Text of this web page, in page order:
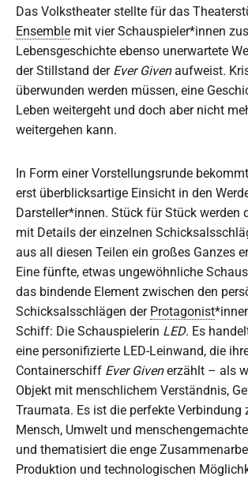
Das Volkstheater stellte für das
Ensemble mit vier Schauspieler*innen
Lebensgeschichte ebenso unerwartete
der Stillstand der Ever Givenaufweist.
überwunden werden müssen, eine
Leben weitergeht und doch aber nicht
weitergehen kann.
In Form einer Vorstellungsrunde
erst überblicksartige Einsicht in den
Darsteller*innen. Stück für Stück werden
mit Details der einzelnen
aus all diesen Teilen ein großes Ganzes
Eine fünfte, etwas ungewöhnliche
das bindende Element zwischen den
Schicksalsschlägen der Protagonist
Schiff: Die Schauspielerin LED. Es
eine personifizierte LED-Leinwand, die
Containerschiff Ever Givenerzählt – als
Objekt mit menschlichem Verständnis,
Traumata. Es ist die perfekte Verbindung
Mensch, Umwelt und
und thematisiert die enge
Produktion und technologischen